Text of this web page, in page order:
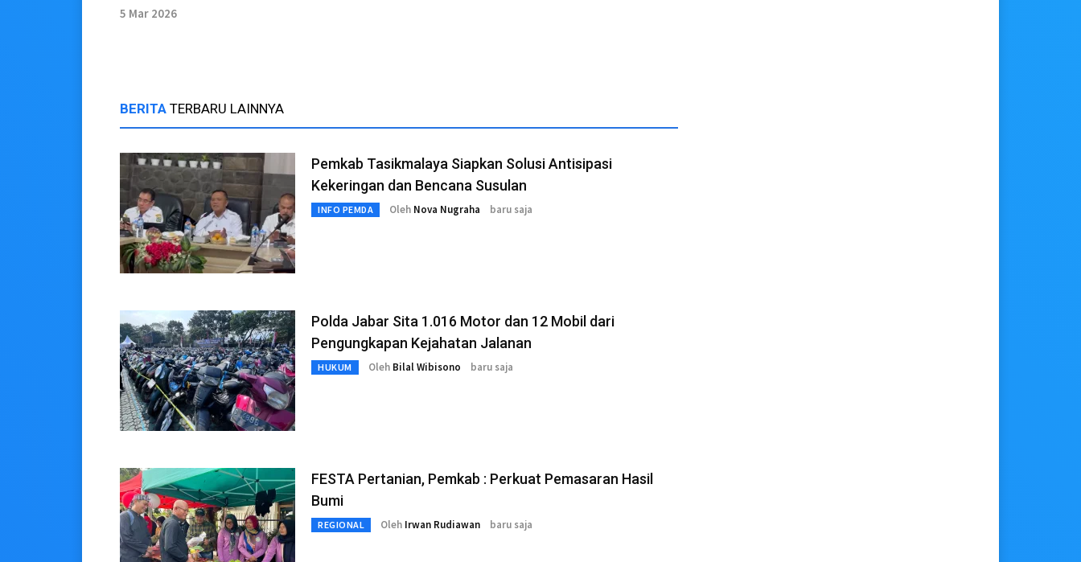
Pemukiman Selama
5 Mar 2026
BERITA TERBARU LAINNYA
Pemkab Tasikmalaya Siapkan Solusi Antisipasi
Kekeringan dan Bencana Susulan
INFO PEMDA Oleh Nova Nugraha baru saja
Polda Jabar Sita 1.016 Motor dan 12 Mobil dari
Pengungkapan Kejahatan Jalanan
HUKUM Oleh Bilal Wibisono baru saja
FESTA Pertanian, Pemkab : Perkuat Pemasaran Hasil
Bumi
REGIONAL Oleh Irwan Rudiawan baru saja